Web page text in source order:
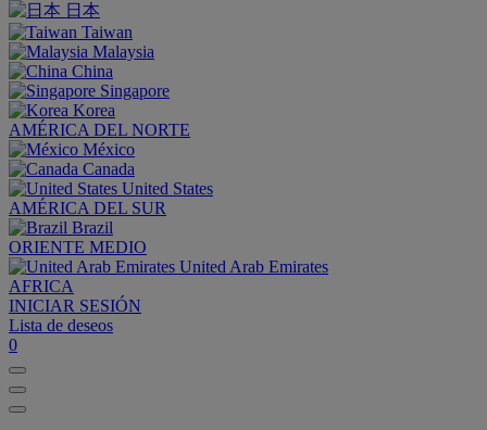
日本
Taiwan
Malaysia
China
Singapore
Korea
AMÉRICA DEL NORTE
México
Canada
United States
AMÉRICA DEL SUR
Brazil
ORIENTE MEDIO
United Arab Emirates
AFRICA
INICIAR SESIÓN
Lista de deseos
0